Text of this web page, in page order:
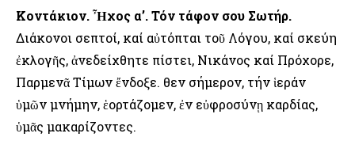
Κοντάκιον. Ἦχος α’. Τόν τάφον σου Σωτήρ.
Διάκονοι σεπτοί, καί αὐτόπται τοῦ Λόγου, καί σκεύη
ἐκλογῆς, ἀνεδείχθητε πίστει, Νικάνος καί Πρόχορε,
Παρμενᾶ Τίμων ἔνδοξε. Ὅθεν σήμερον, τήν ἱεράν
ὑμῶν μνήμην, ἑορτάζομεν, ἐν εὐφροσύνῃ καρδίας,
ὑμᾶς μακαρίζοντες.